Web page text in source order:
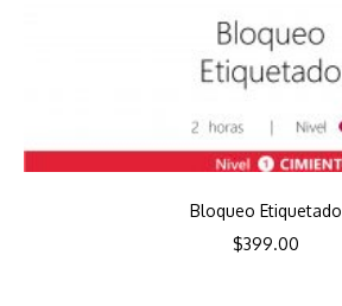
Bloqueo Etiquetado
$399.00